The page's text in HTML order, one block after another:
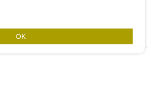
OK